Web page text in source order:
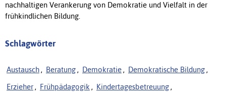
nachhaltigen Verankerung von Demokratie und Vielfalt in der
frühkindlichen Bildung.
Schlagwörter
Austausch , Beratung , Demokratie , Demokratische Bildung ,
Erzieher , Frühpädagogik , Kindertagesbetreuung ,